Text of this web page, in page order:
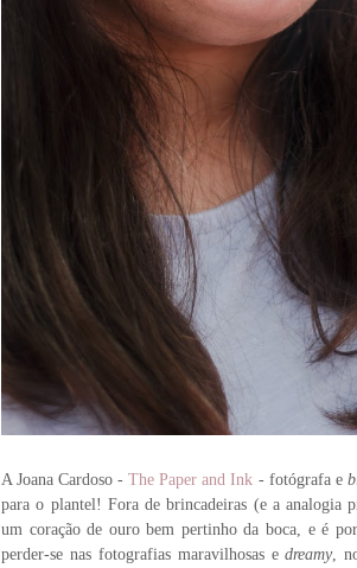
A Joana Cardoso -The Paper and Ink - fotógrafa e
para o plantel! Fora de brincadeiras (e a analogia
um coração de ouro bem pertinho da boca, e é
perder-se nas fotografias maravilhosas edreamy,